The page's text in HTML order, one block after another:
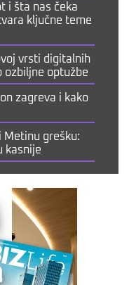
i šta nas čeka
ključne teme
vrsti digitalnih
ozbiljne optužbe
zagreva i kako
Metinu grešku:
kasnije